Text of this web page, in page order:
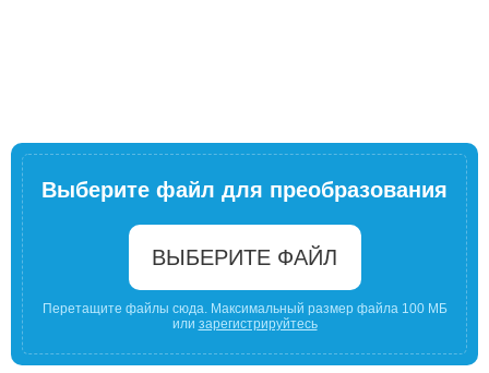
Выберите файл для преобразования
ВЫБЕРИТЕ ФАЙЛ
Перетащите файлы сюда. Максимальный размер файла 100 МБ
или зарегистрируйтесь